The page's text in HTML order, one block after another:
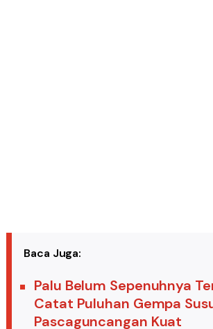
Baca Juga:
Palu Belum Sepenuhnya
Catat Puluhan Gempa
Pascaguncangan Kuat